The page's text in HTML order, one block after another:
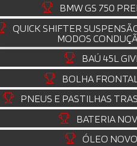
BMW GS 750
QUICK SHIFTER
MODOS
BAÚ 45L GIVI
BOLHA
PNEUS E PASTILHAS
BATERIA
ÓLEO NOVO